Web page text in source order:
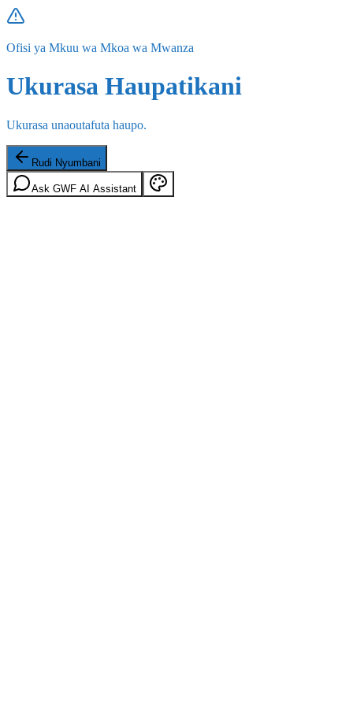
Ofisi ya Mkuu wa Mkoa wa Mwanza
Ukurasa Haupatikani
Ukurasa unaoutafuta haupo.
Rudi Nyumbani
Ask GWF AI Assistant